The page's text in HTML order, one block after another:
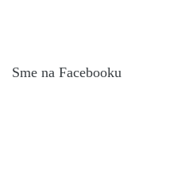
Sme na Facebooku